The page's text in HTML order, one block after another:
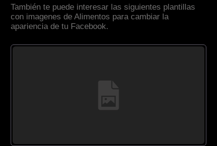
También te puede interesar las siguientes plantillas
con imagenes de Alimentos para cambiar la
apariencia de tu Facebook.